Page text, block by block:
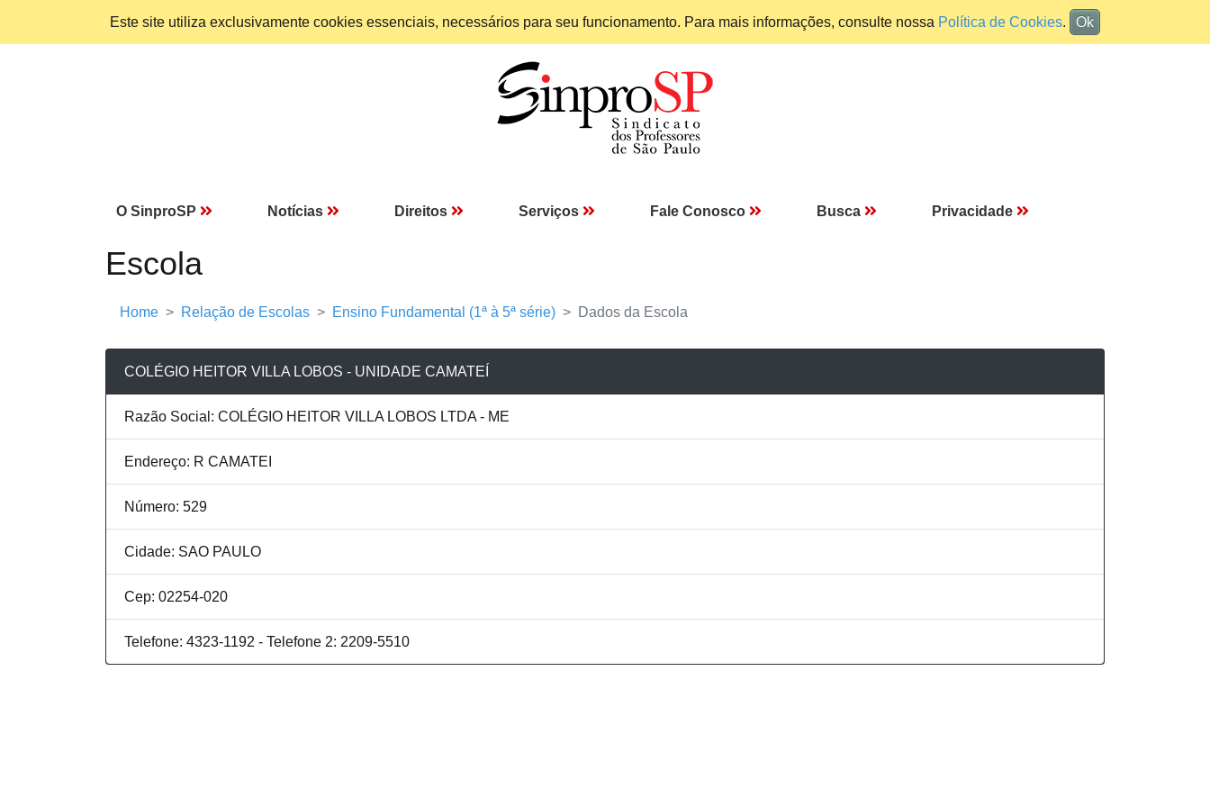
Este site utiliza exclusivamente cookies essenciais, necessários para seu funcionamento. Para mais informações, consulte nossa Política de Cookies. Ok
O SinproSP Notícias Direitos Serviços Fale Conosco Busca Privacidade
Escola
Home Relação de Escolas Ensino Fundamental (1ª à 5ª série) Dados da Escola
COLÉGIO HEITOR VILLA LOBOS - UNIDADE CAMATEÍ
Razão Social: COLÉGIO HEITOR VILLA LOBOS LTDA - ME
Endereço: R CAMATEI
Número: 529
Cidade: SAO PAULO
Cep: 02254-020
Telefone: 4323-1192 - Telefone 2: 2209-5510